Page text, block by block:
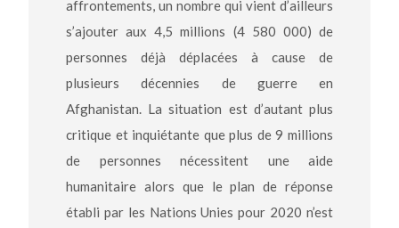
affrontements, un nombre qui vient d’ailleurs
s’ajouter aux 4,5 millions (4 580 000) de
personnes déjà déplacées à cause de
plusieurs décennies de guerre en
Afghanistan. La situation est d’autant plus
critique et inquiétante que plus de 9 millions
de personnes nécessitent une aide
humanitaire alors que le plan de réponse
établi par les Nations Unies pour 2020 n’est